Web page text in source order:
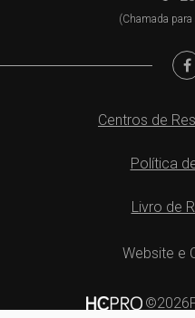
(Chamada para
Centros de
Política
Livro de
Website e
©2026